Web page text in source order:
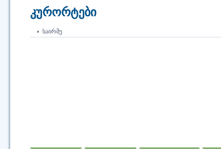
კურორტები
ᲡᲐᲘᲠᲛᲔ